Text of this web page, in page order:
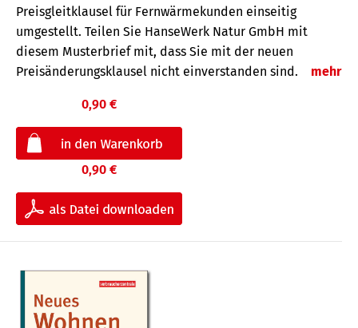
Preisgleitklausel für Fernwärmekunden einseitig
umgestellt. Teilen Sie HanseWerk Natur GmbH mit
diesem Musterbrief mit, dass Sie mit der neuen
Preisänderungsklausel nicht einverstanden sind.
mehr
0,90 €
0,90 €